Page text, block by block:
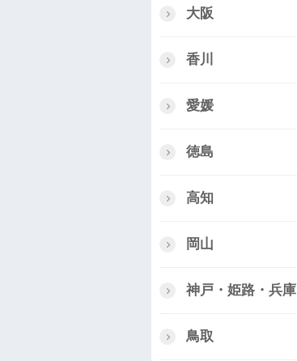
大阪
香川
愛媛
徳島
高知
岡山
神戸・姫路・兵庫
鳥取